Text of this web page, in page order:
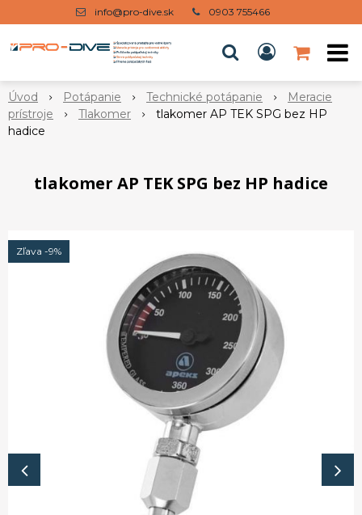
info@pro-dive.sk 0903 755466
Úvod Potápanie Technické potápanie
Meracie
prístroje
Tlakomer
tlakomer AP TEK SPG bez HP
hadice
tlakomer AP TEK SPG bez HP hadice
Zľava -9%